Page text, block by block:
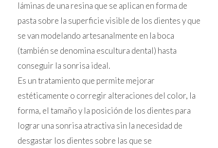
láminas de una resina que se aplican en forma de
pasta sobre la superficie visible de los dientes y que
se van modelando artesanalmente en la boca
(también se denomina escultura dental) hasta
conseguir la sonrisa ideal.
Es un tratamiento que permite mejorar
estéticamente o corregir alteraciones del color, la
forma, el tamaño y la posición de los dientes para
lograr una sonrisa atractiva sin la necesidad de
desgastar los dientes sobre las que se